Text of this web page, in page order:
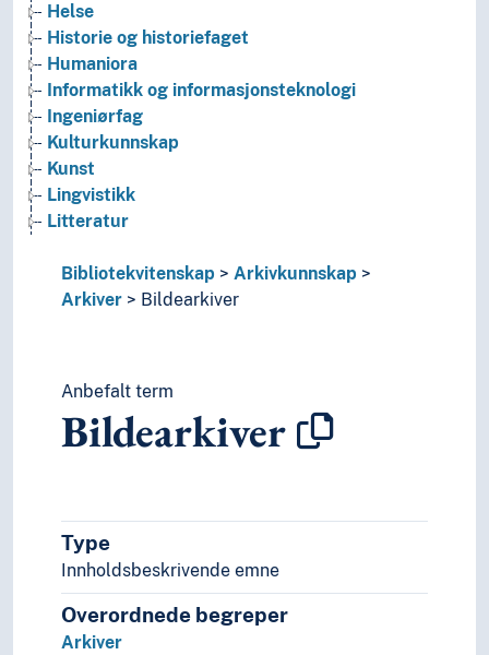
Helse
Historie og historiefaget
Humaniora
Informatikk og informasjonsteknologi
Ingeniørfag
Kulturkunnskap
Kunst
Lingvistikk
Litteratur
Næringsliv og økonomi
Pedagogikk
Religionsvitenskap
Samfunnsvitenskap
Bibliotekvitenskap
Arkivkunnskap
Arkiver
Bildearkiver
Anbefalt term
Bildearkiver
Type
Innholdsbeskrivende emne
Overordnede begreper
Arkiver